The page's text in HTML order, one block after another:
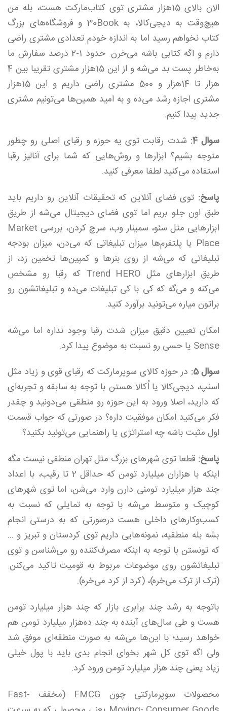
الان بالای 15هزار مشتری توی کتاب‌مارکت هست، بله من
هیچ‌وقت به دیجی‌کالا، به 30Book و فروشگاه‌های بزرگ
کتاب نخواهم رسید اما به اندازه خودم تعدادی مشتری راضی
دارم و اگه کتابی باشه می‌خرن. حدود 1-2 درصد سفارش ما
به‌خاطر پست بد می‌شه و از این 15هزار مشتری تقریبا بین 4
هزار تا 14هزار و 500 مشتری راضی داریم و این 15هزار
مشتری اجازه رشد می‌ده و به امید همین‌ها می‌تونیم مشتری
جدید پیدا کنیم.
سوال 4:
شدت رقابت توی یه حوزه و رقبای اصلی رو چطور
متوجه بشیم؟ ابزارها و روش‌هایی که شما برای آنالیز رقبا
استفاده می‌کنید لطفا معرفی کنید.
پاسخ: توی فضای آنلاین که تحقیقات آنلاین رو داریم باید
طبق اون جلو بریم اما توی فضای دیجیتال می‌شه از طریق
ابزارهایی مثل سئو، سمینار وب، سرچ کردن، بررسی Market
Place یا پلتفرم‌ها میزان تبلیغاتی که می‌دن، میزان بودجه
تبلیغاتی که می‌شه از روی بنر‌ها و کمپین‌ها تخمین زد، از
طریق ابزار‌های مثل Trend HERO که رقبا رو مشخص
می‌کنه و می‌گه که کی با کی تبلیغات می‌ده و تبلیغاتشون رو
براتون میاره می‌تونید برآورد کنید.
امکان تعیین دقیق میزان شدت رقبا وجود نداره اما می‌شه
Sense یا حسی رو نسبت به موضوع پیدا کرد.
سوال 5:
در حوزه کالای سوپر‌مارکت که رقبای قوی و زیاد مثل
اسنپ، دیجی‌کالا یا اُکالا هستن با توجه به سابقه و تجربه‌ای
که دارید، اصلا ورود به این حوزه رو منطقی می‌دونید و چقدر
فکر می‌کنید امکان موفقیت داره؟ در صورتی که جواب قسمت
اول مثبت باشه چه استراتژی یا راهنمایی می‌تونید بکنید؟
پاسخ: قطعا توی شهرهای بزرگ مثل تهران منطقی نیست مگه
اینکه با هزاران میلیارد تومن که حداقل 2 تا رقیب، با اعداد
چند هزار میلیارد تومنی دارن وارد می‌شن، اما توی شهر‌های
کوچیک و متوسط می‌شه با توجه به تمایلی که نسبت به
کسب‌و‌کارهای داخلی هست درصورتی که به درستی انجام
بشه بله منطقیه، نمونه‌هایی داریم توی کردستان و تبریز و ...
که تونستن با توجه به اینکه مصرف‌کننده رو می‌شناسن و توی
تبلیغاتشون روی موضوعات مربوط به قومیت تاکید می‌کنن.
(ترک از ترک می‌خره)، (کرد از کرد می‌خره).
باتوجه به رشد چند برابری بازار که چند هزار میلیارد تومن
هست و طی سال‌های آینده به چند ده‌هزار میلیارد تومن هم
خواهد رسید؛ با این‌ها می‌شه به صورت منطقه‌ای موفق شد
ولی اگه توی کل شهر بخوای انجام بدی باید با پول خیلی
زیاد یعنی چند هزار میلیارد تومن ورود کرد.
محصولات سوپرمارکتی چون FMCG (مخفف Fast-